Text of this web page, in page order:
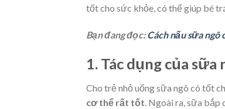
tốt cho sức khỏe, có thể giúp bé
Bạn đang đọc:Cách nấu sữa
1. Tác dụng của
Cho trẻ nhỏ uống sữa ngô có tốt
cơ thể rất tốt. Ngoài ra, sữa bắp